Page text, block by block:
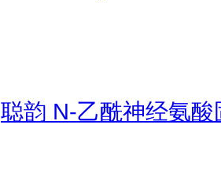
聪韵 N-乙酰神经氨酸